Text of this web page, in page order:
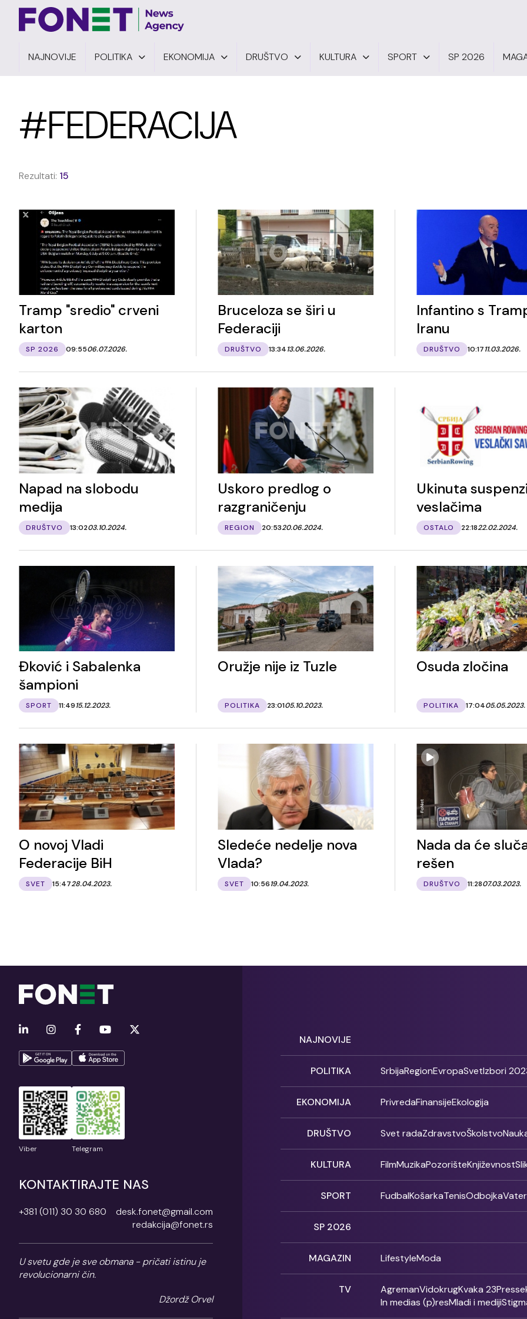
NAJNOVIJE POLITIKA EKONOMIJA DRUŠTVO KULTURA SPORT SP 2026
#FEDERACIJA
Rezultati: 15
Tramp "sredio" crveni
karton
SP 2026 09:5506.07.2026.
Bruceloza se širi u
Federaciji
DRUŠTVO 13:3413.06.2026.
Infantino s
Iranu
DRUŠTVO 10:1711.03.2026.
Napad na slobodu
medija
DRUŠTVO 13:0203.10.2024.
Uskoro predlog o
razgraničenju
REGION 20:5320.06.2024.
Ukinuta
veslačima
OSTALO 22:1822.02.2024.
Đković i Sabalenka
šampioni
SPORT 11:4915.12.2023.
Oružje nije iz Tuzle
POLITIKA 23:0105.10.2023.
Osuda zločina
POLITIKA 17:0405.05.2023.
O novoj Vladi
Federacije BiH
SVET 15:4728.04.2023.
Sledeće nedelje nova
Vlada?
SVET 10:5619.04.2023.
Nada da će
rešen
DRUŠTVO 11:2807.03.2023.
Viber Telegram
KONTAKTIRAJTE NAS
+381 (011) 30 30 680
desk.fonet@gmail.com
redakcija@fonet.rs
U svetu gde je sve obmana - pričati istinu je
revolucionarni čin.
Džordž Orvel
NAJNOVIJE
POLITIKA SrbijaRegionEvropaSvetIzbori
EKONOMIJA PrivredaFinansijeEkologija
DRUŠTVO Svet radaZdravstvoŠkolstvo
KULTURA FilmMuzikaPozorišteKnjiževnost
SPORT FudbalKošarkaTenisOdbojka
SP 2026
MAGAZIN LifestyleModa
TV AgremanVidokrugKvaka 23
In medias (p)resMladi i mediji